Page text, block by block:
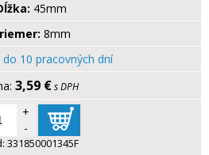
45mm
8mm
do 10 pracovných dní
3,59 €s DPH
+
-
331850001345F